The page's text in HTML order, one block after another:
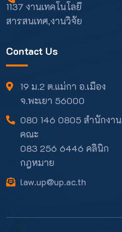
1137 งานเทคโนโลยี
สารสนเทศ,งานวิจัย
Contact Us
19 ม.2 ต.แม่กา อ.เมือง
จ.พะเยา 56000
080 146 0805 สำนักงาน
คณะ
083 256 6446 คลินิก
กฎหมาย
law.up@up.ac.th